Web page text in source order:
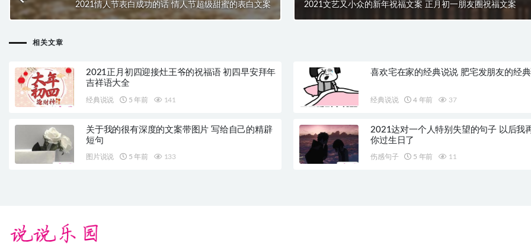
2021情人节表白成功的话 情人节超级甜蜜的表白文案 2021文艺又小众的新年祝福文案 正月初一朋友圈祝福文案
相关文章
2021正月初四迎接灶王爷的祝福语 初四早安拜年
吉祥语大全
经典说说 5 年前 141
喜欢宅在家的经典说说 肥宅发朋友的经
经典说说 4 年前 37
关于我的很有深度的文案带图片 写给自己的精辟
短句
图片说说 5 年前 133
2021达对一个人特别失望的句子 以后我
你过生日了
伤感句子 5 年前 11